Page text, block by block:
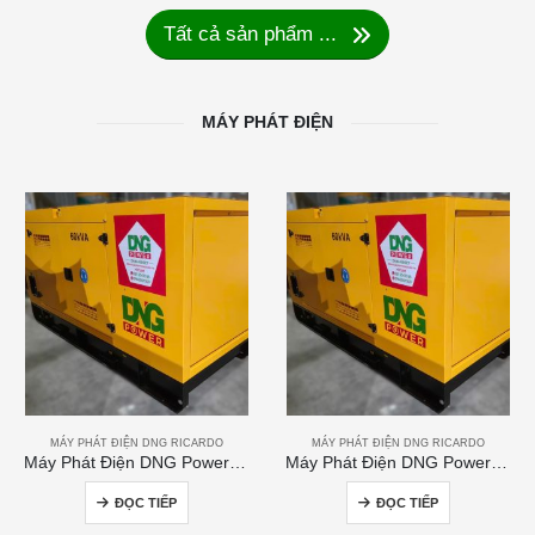
Tất cả sản phẩm ...
MÁY PHÁT ĐIỆN
MÁY PHÁT ĐIỆN DNG RICARDO
ĐỌC TIẾP
MÁY PHÁT ĐIỆN DNG RICARDO
ĐỌC TIẾP